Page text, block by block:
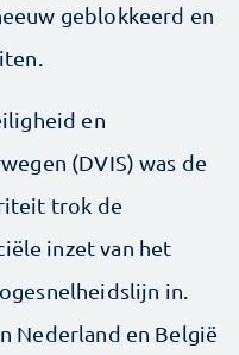
geblokkeerd en
en
(DVIS) was de
trok de
inzet van het
in.
Nederland en België